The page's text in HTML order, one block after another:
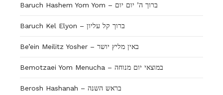
Baruch Hashem Yom Yom – ברוך ה’ יום יום
Baruch Kel Elyon – ברוך קל עליון
Be’ein Meilitz Yosher – באין מליץ יושר
Bemotzaei Yom Menucha – במוצאי יום מנוחה
Berosh Hashanah – בראש השנה